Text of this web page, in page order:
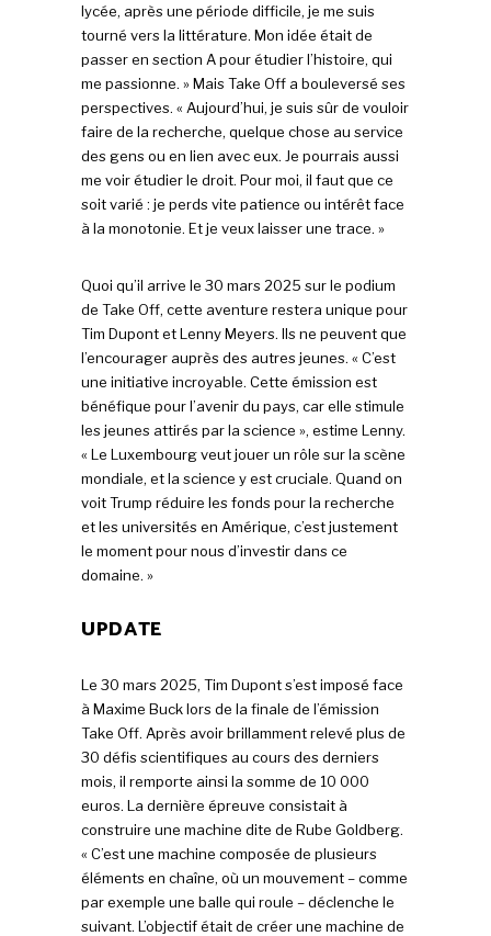
lycée, après une période difficile, je me suis
tourné vers la littérature. Mon idée était de
passer en section A pour étudier l’histoire, qui
me passionne. » Mais Take Off a bouleversé ses
perspectives. « Aujourd’hui, je suis sûr de vouloir
faire de la recherche, quelque chose au service
des gens ou en lien avec eux. Je pourrais aussi
me voir étudier le droit. Pour moi, il faut que ce
soit varié : je perds vite patience ou intérêt face
à la monotonie. Et je veux laisser une trace. »
Quoi qu’il arrive le 30 mars 2025 sur le podium
de Take Off, cette aventure restera unique pour
Tim Dupont et Lenny Meyers. Ils ne peuvent que
l’encourager auprès des autres jeunes. « C’est
une initiative incroyable. Cette émission est
bénéfique pour l’avenir du pays, car elle stimule
les jeunes attirés par la science », estime Lenny.
« Le Luxembourg veut jouer un rôle sur la scène
mondiale, et la science y est cruciale. Quand on
voit Trump réduire les fonds pour la recherche
et les universités en Amérique, c’est justement
le moment pour nous d’investir dans ce
domaine. »
UPDATE
Le 30 mars 2025, Tim Dupont s’est imposé face
à Maxime Buck lors de la finale de l’émission
Take Off. Après avoir brillamment relevé plus de
30 défis scientifiques au cours des derniers
mois, il remporte ainsi la somme de 10 000
euros. La dernière épreuve consistait à
construire une machine dite de Rube Goldberg.
« C’est une machine composée de plusieurs
éléments en chaîne, où un mouvement – comme
par exemple une balle qui roule – déclenche le
suivant. L’objectif était de créer une machine de